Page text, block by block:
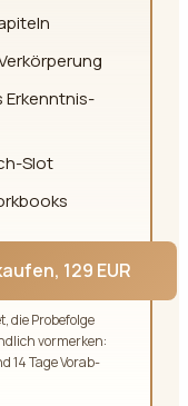
Erkenntnis-
Slot
129 EUR
die Probefolge
vormerken:
14 Tage Vorab-